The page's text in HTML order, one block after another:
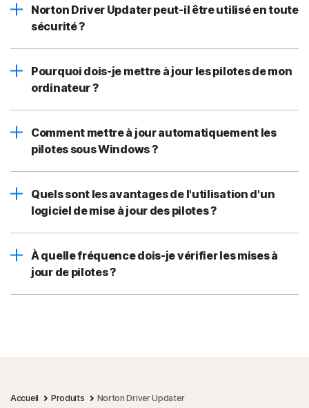
Norton Driver Updater peut-il être utilisé en toute
sécurité ?
Pourquoi dois-je mettre à jour les pilotes de mon
ordinateur ?
Comment mettre à jour automatiquement les
pilotes sous Windows ?
Quels sont les avantages de l'utilisation d'un
logiciel de mise à jour des pilotes ?
À quelle fréquence dois-je vérifier les mises à
jour de pilotes ?
Accueil Produits Norton Driver Updater